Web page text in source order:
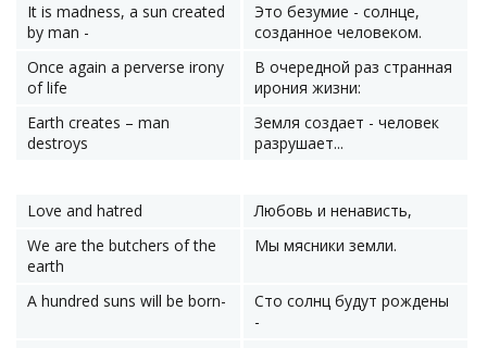
It is madness, a sun created
by man -
Это безумие - солнце,
созданное человеком.
Once again a perverse irony
of life
В очередной раз странная
ирония жизни:
Earth creates – man
destroys
Земля создает - человек
разрушает...
Love and hatred
Любовь и ненависть,
We are the butchers of the
earth
Мы мясники земли.
A hundred suns will be born-
Сто солнц будут рождены
-